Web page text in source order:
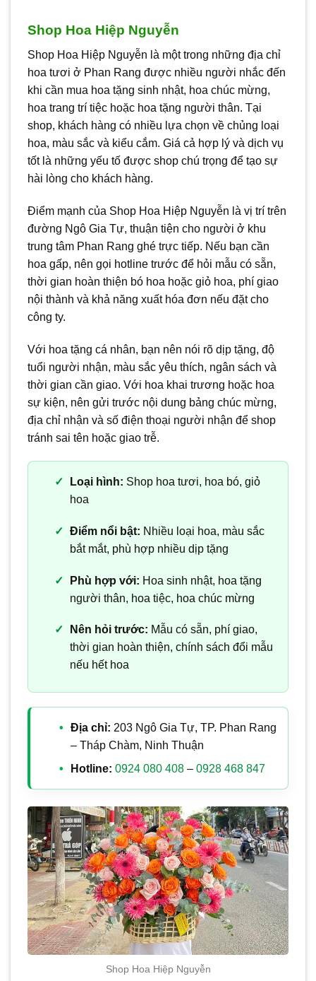
Shop Hoa Hiệp Nguyễn
Shop Hoa Hiệp Nguyễn là một trong những địa chỉ
hoa tươi ở Phan Rang được nhiều người nhắc đến
khi cần mua hoa tặng sinh nhật, hoa chúc mừng,
hoa trang trí tiệc hoặc hoa tặng người thân. Tại
shop, khách hàng có nhiều lựa chọn về chủng loại
hoa, màu sắc và kiểu cắm. Giá cả hợp lý và dịch vụ
tốt là những yếu tố được shop chú trọng để tạo sự
hài lòng cho khách hàng.
Điểm mạnh của Shop Hoa Hiệp Nguyễn là vị trí trên
đường Ngô Gia Tự, thuận tiện cho người ở khu
trung tâm Phan Rang ghé trực tiếp. Nếu bạn cần
hoa gấp, nên gọi hotline trước để hỏi mẫu có sẵn,
thời gian hoàn thiện bó hoa hoặc giỏ hoa, phí giao
nội thành và khả năng xuất hóa đơn nếu đặt cho
công ty.
Với hoa tặng cá nhân, bạn nên nói rõ dịp tặng, độ
tuổi người nhận, màu sắc yêu thích, ngân sách và
thời gian cần giao. Với hoa khai trương hoặc hoa
sự kiện, nên gửi trước nội dung bảng chúc mừng,
địa chỉ nhận và số điện thoại người nhận để shop
tránh sai tên hoặc giao trễ.
Loại hình: Shop hoa tươi, hoa bó, giỏ
hoa
Điểm nổi bật: Nhiều loại hoa, màu sắc
bắt mắt, phù hợp nhiều dịp tặng
Phù hợp với: Hoa sinh nhật, hoa tặng
người thân, hoa tiệc, hoa chúc mừng
Nên hỏi trước: Mẫu có sẵn, phí giao,
thời gian hoàn thiện, chính sách đổi mẫu
nếu hết hoa
Địa chỉ: 203 Ngô Gia Tự, TP. Phan Rang
– Tháp Chàm, Ninh Thuận
Hotline: 0924 080 408– 0928 468 847
Shop Hoa Hiệp Nguyễn